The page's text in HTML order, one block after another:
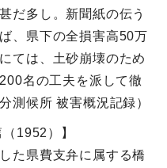
だ多し。新聞紙の伝う
、県下の全損害高50万
ては、土砂崩壊のため
名の工夫を派して徹
測候所 被害概況記録）
1952）】
た県費支弁に属する橋